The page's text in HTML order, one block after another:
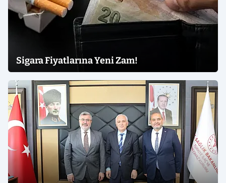
Sigara Fiyatlarına Yeni Zam!